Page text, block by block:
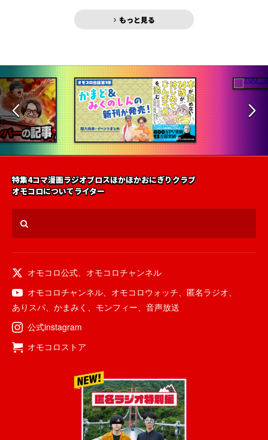
もっと見る
特集4コマ漫画ラジオブロスほかほかおにぎりクラブ
オモコロについてライター
オモコロ公式、 オモコロチャンネル
オモコロチャンネル、 オモコロウォッチ、 匿名ラジオ、
ありスパ、 かまみく 、 モンフィー、 音声放送
公式instagram
オモコロストア